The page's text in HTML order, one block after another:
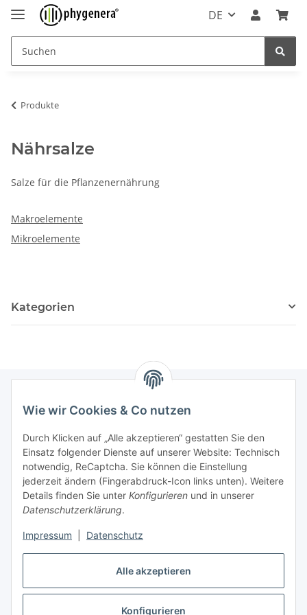
Alle akzeptieren
Konfigurieren
Wie wir Cookies & Co nutzen
Durch Klicken auf „Alle akzeptieren“ gestatten Sie den
Einsatz folgender Dienste auf unserer Website: Technisch
notwendig, ReCaptcha. Sie können die Einstellung
jederzeit ändern (Fingerabdruck-Icon links unten). Weitere
Details finden Sie unter Konfigurieren und in unserer
Datenschutzerklärung.
Impressum Datenschutz
DE
Produkte
Nährsalze
Salze für die Pflanzenernährung
Makroelemente
Mikroelemente
Kategorien
Gesetzliche Informationen
Allgemeiner Hinweis
Bitte beachten Sie die allgemeinen Informationen für die
Bestellung von Chemikalien. >>Link
Alle Produkte sind ausschließlich für Forschungszwecke bzw.
für den Laborgebrauch geprüft.